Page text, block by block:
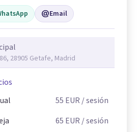
Email
28905 Getafe, Madrid
55 EUR / sesión
65 EUR / sesión